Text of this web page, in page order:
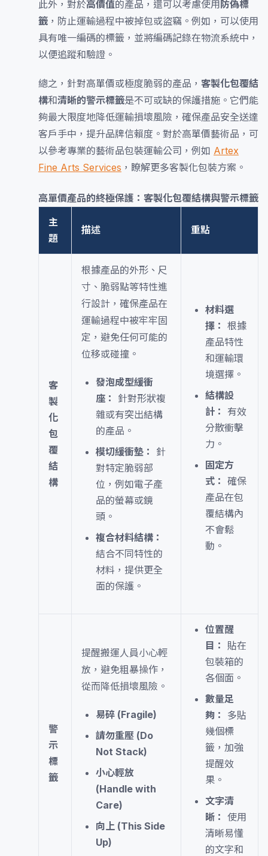
此外，對於高價值的產品，還可以考慮使用 防偽標
籤 ，防止運輸過程中被掉包或盜竊。例如，可以使用
具有唯一編碼的標籤，並將編碼記錄在物流系統中，
以便追蹤和驗證。
總之，針對高單價或極度脆弱的產品， 客製化包覆結
構和清晰的警示標籤是不可或缺的保護措施。它們能
夠最大限度地降低運輸損壞風險，確保產品安全送達
客戶手中，提升品牌信賴度。對於高單價藝術品，可
以參考專業的藝術品包裝運輸公司，例如 Artex
Fine Arts Services ，瞭解更多客製化包裝方案。
高單價產品的終極保護：客製化包覆結構與警示標籤
主
題
描述 重點
客
製
化
包
覆
結
構
根據產品的外形、尺
寸、脆弱點等特性進
行設計，確保產品在
運輸過程中被牢牢固
定，避免任何可能的
位移或碰撞。
發泡成型緩衝
座：
針對形狀複
雜或有突出結構
的產品。
模切緩衝墊：
針
對特定脆弱部
位，例如電子產
品的螢幕或鏡
頭。
複合材料結構：
結合不同特性的
材料，提供更全
面的保護。
材料選
擇： 根據
產品特性
和運輸環
境選擇。
結構設
計：
有效
分散衝擊
力。
固定方
式： 確保
產品在包
覆結構內
不會鬆
動。
警
示
標
籤
提醒搬運人員小心輕
放，避免粗暴操作，
從而降低損壞風險。
易碎 (Fragile)
請勿重壓 (Do
Not Stack)
小心輕放
(Handle with
Care)
向上 (This Side
Up)
位置醒
目：
貼在
包裝箱的
各個面。
數量足
夠：
多貼
幾個標
籤，加強
提醒效
果。
文字清
晰： 使用
清晰易懂
的文字和